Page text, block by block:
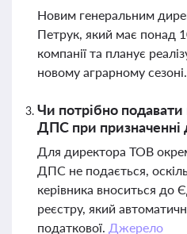
Новим генеральним
Петрук, який має понад
компанії та планує
новому аграрному сезоні.
Чи потрібно
ДПС при
Для директора ТОВ
ДПС не подається,
керівника вноситься до
реєстру, який
податкової. Джерело